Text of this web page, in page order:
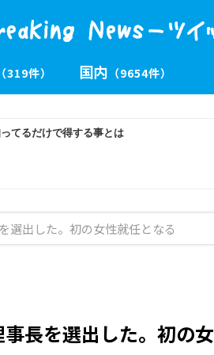
（319件） 国内 （9654件）
選出した。初の女性就任となる
長を選出した。初の女